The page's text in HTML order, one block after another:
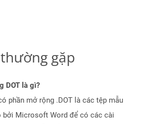
gặp
DOT là gì?
phần mở rộng .DOT là các tệp mẫu
bởi Microsoft Word để có các cài